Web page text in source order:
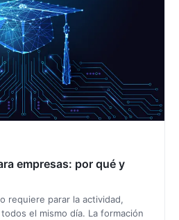
empresas: por qué y
requiere parar la actividad,
el mismo día. La formación